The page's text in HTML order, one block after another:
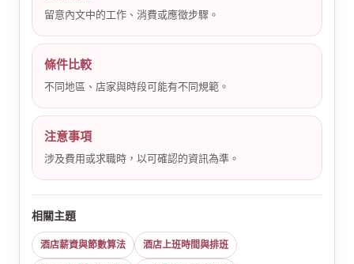
留意內文中的工作、消費或應徵步驟。
條件比較
不同地區、店家與時段可能有不同規範。
注意事項
涉及費用或求職時，以可確認的資訊為準。
相關主題
酒店薪資與節數算法 酒店上班時間與排班